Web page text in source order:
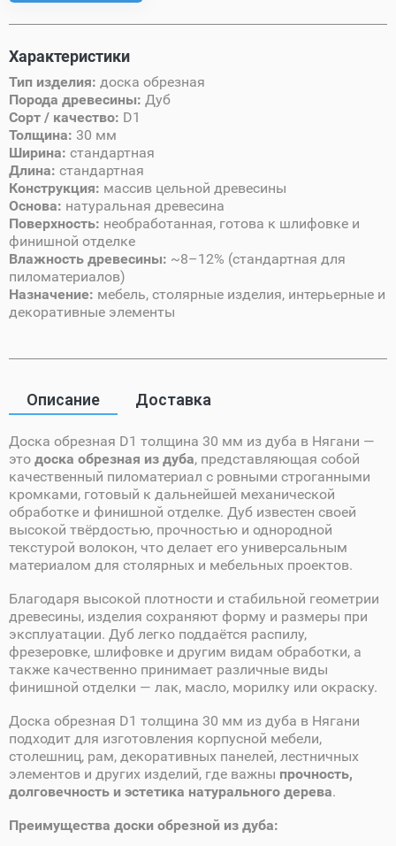
Характеристики
Тип изделия: доска обрезная
Порода древесины: Дуб
Сорт / качество: D1
Толщина: 30 мм
Ширина: стандартная
Длина: стандартная
Конструкция: массив цельной древесины
Основа: натуральная древесина
Поверхность: необработанная, готова к шлифовке и
финишной отделке
Влажность древесины: ~8–12% (стандартная для
пиломатериалов)
Назначение: мебель, столярные изделия, интерьерные и
декоративные элементы
Описание Доставка
Доска обрезная D1 толщина 30 мм из дуба в Нягани —
это доска обрезная из дуба, представляющая собой
качественный пиломатериал с ровными строганными
кромками, готовый к дальнейшей механической
обработке и финишной отделке. Дуб известен своей
высокой твёрдостью, прочностью и однородной
текстурой волокон, что делает его универсальным
материалом для столярных и мебельных проектов.
Благодаря высокой плотности и стабильной геометрии
древесины, изделия сохраняют форму и размеры при
эксплуатации. Дуб легко поддаётся распилу,
фрезеровке, шлифовке и другим видам обработки, а
также качественно принимает различные виды
финишной отделки — лак, масло, морилку или окраску.
Доска обрезная D1 толщина 30 мм из дуба в Нягани
подходит для изготовления корпусной мебели,
столешниц, рам, декоративных панелей, лестничных
элементов и других изделий, где важны прочность,
долговечность и эстетика натурального дерева.
Преимущества доски обрезной из дуба: